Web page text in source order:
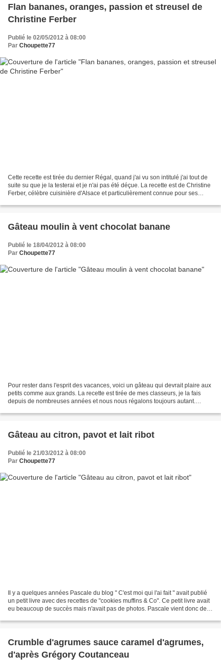
Flan bananes, oranges, passion et streusel de
Christine Ferber
Publié le 02/05/2012 à 08:00
Par Choupette77
Cette recette est tirée du dernier Régal, quand j'ai vu son intitulé j'ai tout de
suite su que je la testerai et je n'ai pas été déçue. La recette est de Christine
Ferber, célèbre cuisinière d'Alsace et particulièrement connue pour ses
Gâteau moulin à vent chocolat banane
Publié le 18/04/2012 à 08:00
Par Choupette77
Pour rester dans l'esprit des vacances, voici un gâteau qui devrait plaire aux
petits comme aux grands. La recette est tirée de mes classeurs, je la fais
depuis de nombreuses années et nous nous régalons toujours autant.
Gâteau au citron, pavot et lait ribot
Publié le 21/03/2012 à 08:00
Par Choupette77
Il y a quelques années Pascale du blog " C'est moi qui l'ai fait " avait publié
un petit livre avec des recettes de "cookies muffins & Co". Ce petit livre avait
eu beaucoup de succès mais n'avait pas de photos. Pascale vient donc de
Crumble d'agrumes sauce caramel d'agrumes,
d'après Grégory Coutanceau